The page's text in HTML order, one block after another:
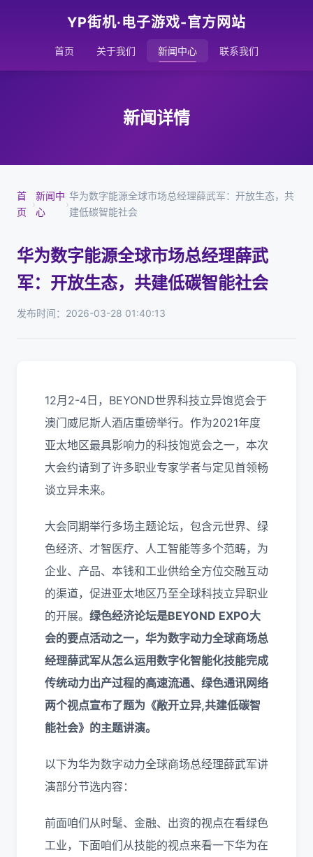
YP街机·电子游戏-官方网站
首页 关于我们 新闻中心 联系我们
新闻详情
首
页
›
新闻中
心
›
华为数字能源全球市场总经理薛武军：开放生态，共
建低碳智能社会
华为数字能源全球市场总经理薛武
军：开放生态，共建低碳智能社会
发布时间：2026-03-28 01:40:13
12月2-4日，BEYOND世界科技立异饱览会于
澳门威尼斯人酒店重磅举行。作为2021年度
亚太地区最具影响力的科技饱览会之一，本次
大会约请到了许多职业专家学者与定见首领畅
谈立异未来。
大会同期举行多场主题论坛，包含元世界、绿
色经济、才智医疗、人工智能等多个范畴，为
企业、产品、本钱和工业供给全方位交融互动
的渠道，促进亚太地区乃至全球科技立异职业
的开展。 绿色经济论坛是BEYOND EXPO大
会的要点活动之一，华为数字动力全球商场总
经理薛武军从怎么运用数字化智能化技能完成
传统动力出产过程的高速流通、绿色通讯网络
两个视点宣布了题为《敞开立异,共建低碳智
能社会》的主题讲演。
以下为华为数字动力全球商场总经理薛武军讲
演部分节选内容：
前面咱们从时髦、金融、出资的视点在看绿色
工业，下面咱们从技能的视点来看一下华为在